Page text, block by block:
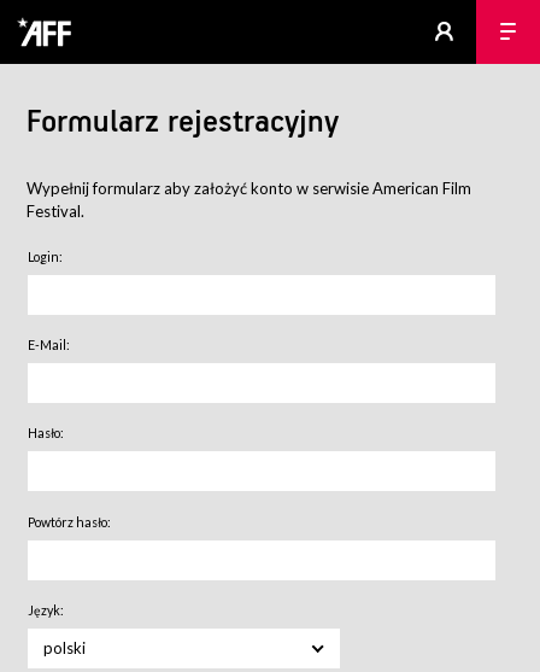
Formularz rejestracyjny
Wypełnij formularz aby założyć konto w serwisie American Film
Festival.
Login:
E-Mail:
Hasło:
Powtórz hasło:
Język:
polski